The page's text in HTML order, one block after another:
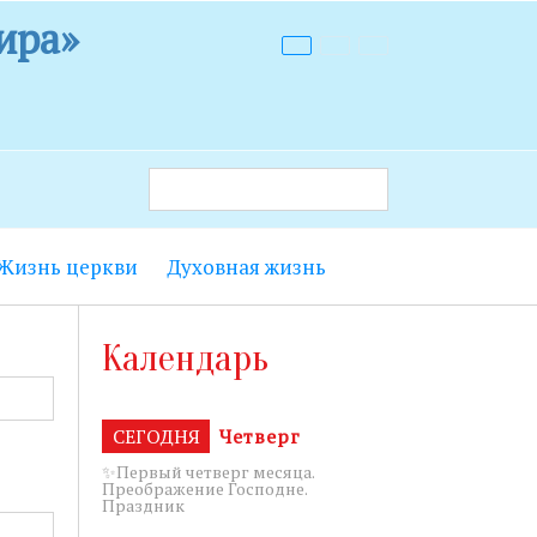
церкви Духовная жизнь
Календарь
СЕГОДНЯ Четверг
✨Первый четверг месяца.
Преображение Господне.
Праздник
9.00 до
лестницы с
до 19.00.